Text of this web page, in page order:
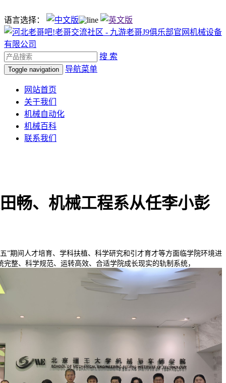
语言选择：
搜 索
Toggle navigation 导航菜单
网站首页
关于我们
机械自动化
机械百科
联系我们
畅、机械工程系从任李小彭
间人才培育、学科扶植、科学研究和引才育才等方面临学院环境进
整、科学规范、运转高效、合适学院成长现实的轨制系统，